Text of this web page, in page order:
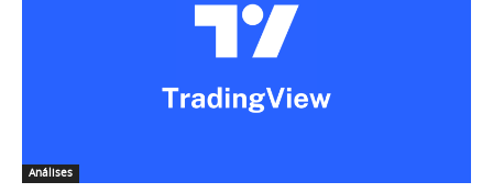
Análises